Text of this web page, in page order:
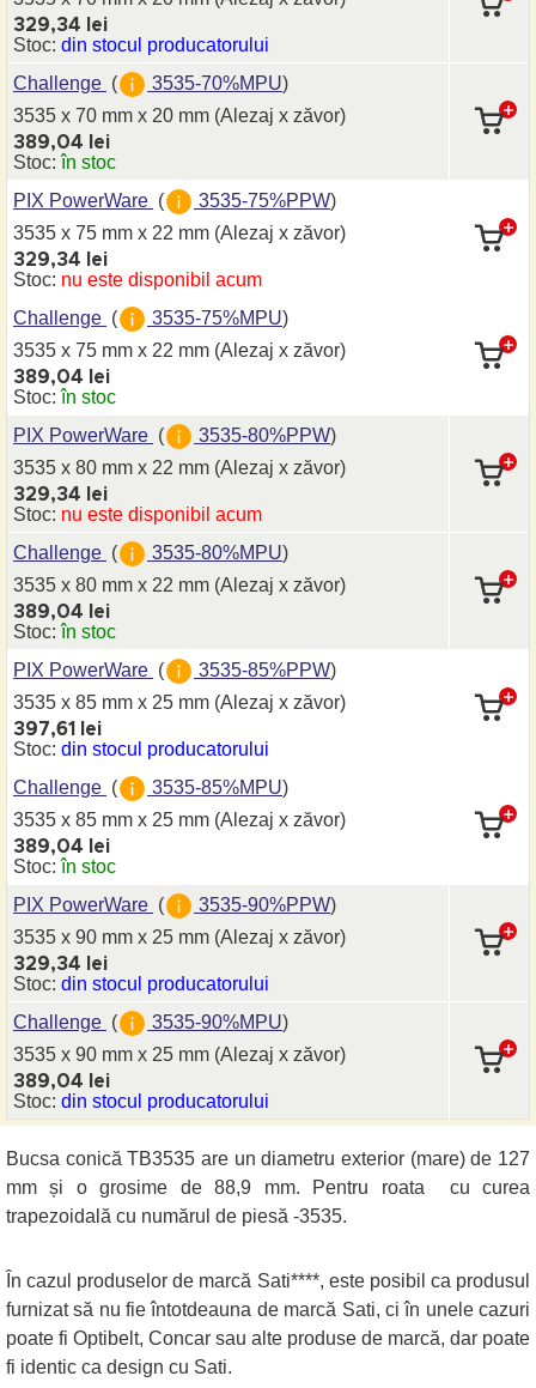
329,34 lei
Stoc: din stocul producatorului
Challenge ( 3535-70%MPU)
3535 x 70 mm x 20 mm (Alezaj x zăvor)
389,04 lei
Stoc:în stoc
PIX PowerWare ( 3535-75%PPW)
3535 x 75 mm x 22 mm (Alezaj x zăvor)
329,34 lei
Stoc: nu este disponibil acum
Challenge ( 3535-75%MPU)
3535 x 75 mm x 22 mm (Alezaj x zăvor)
389,04 lei
Stoc:în stoc
PIX PowerWare ( 3535-80%PPW)
3535 x 80 mm x 22 mm (Alezaj x zăvor)
329,34 lei
Stoc: nu este disponibil acum
Challenge ( 3535-80%MPU)
3535 x 80 mm x 22 mm (Alezaj x zăvor)
389,04 lei
Stoc:în stoc
PIX PowerWare ( 3535-85%PPW)
3535 x 85 mm x 25 mm (Alezaj x zăvor)
397,61 lei
Stoc: din stocul producatorului
Challenge ( 3535-85%MPU)
3535 x 85 mm x 25 mm (Alezaj x zăvor)
389,04 lei
Stoc:în stoc
PIX PowerWare ( 3535-90%PPW)
3535 x 90 mm x 25 mm (Alezaj x zăvor)
329,34 lei
Stoc: din stocul producatorului
Challenge ( 3535-90%MPU)
3535 x 90 mm x 25 mm (Alezaj x zăvor)
389,04 lei
Stoc: din stocul producatorului
Bucsa conică TB3535 are un diametru exterior (mare) de 127
mm și o grosime de 88,9 mm. Pentru roata cu curea
trapezoidală cu numărul de piesă -3535.
În cazul produselor de marcă Sati****, este posibil ca produsul
furnizat să nu fie întotdeauna de marcă Sati, ci în unele cazuri
poate fi Optibelt, Concar sau alte produse de marcă, dar poate
fi identic ca design cu Sati.